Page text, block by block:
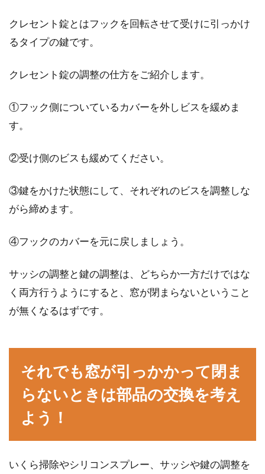
クレセント錠とはフックを回転させて受けに引っかけ
るタイプの鍵です。
クレセント錠の調整の仕方をご紹介します。
①フック側についているカバーを外しビスを緩めま
す。
②受け側のビスも緩めてください。
③鍵をかけた状態にして、それぞれのビスを調整しな
がら締めます。
④フックのカバーを元に戻しましょう。
サッシの調整と鍵の調整は、どちらか一方だけではな
く両方行うようにすると、窓が閉まらないということ
が無くなるはずです。
それでも窓が引っかかって閉ま
らないときは部品の交換を考え
よう！
いくら掃除やシリコンスプレー、サッシや鍵の調整を